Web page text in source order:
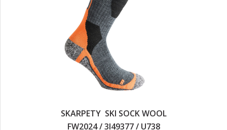
SKARPETY SKI SOCK WOOL
FW2024 / 3I49377 / U738